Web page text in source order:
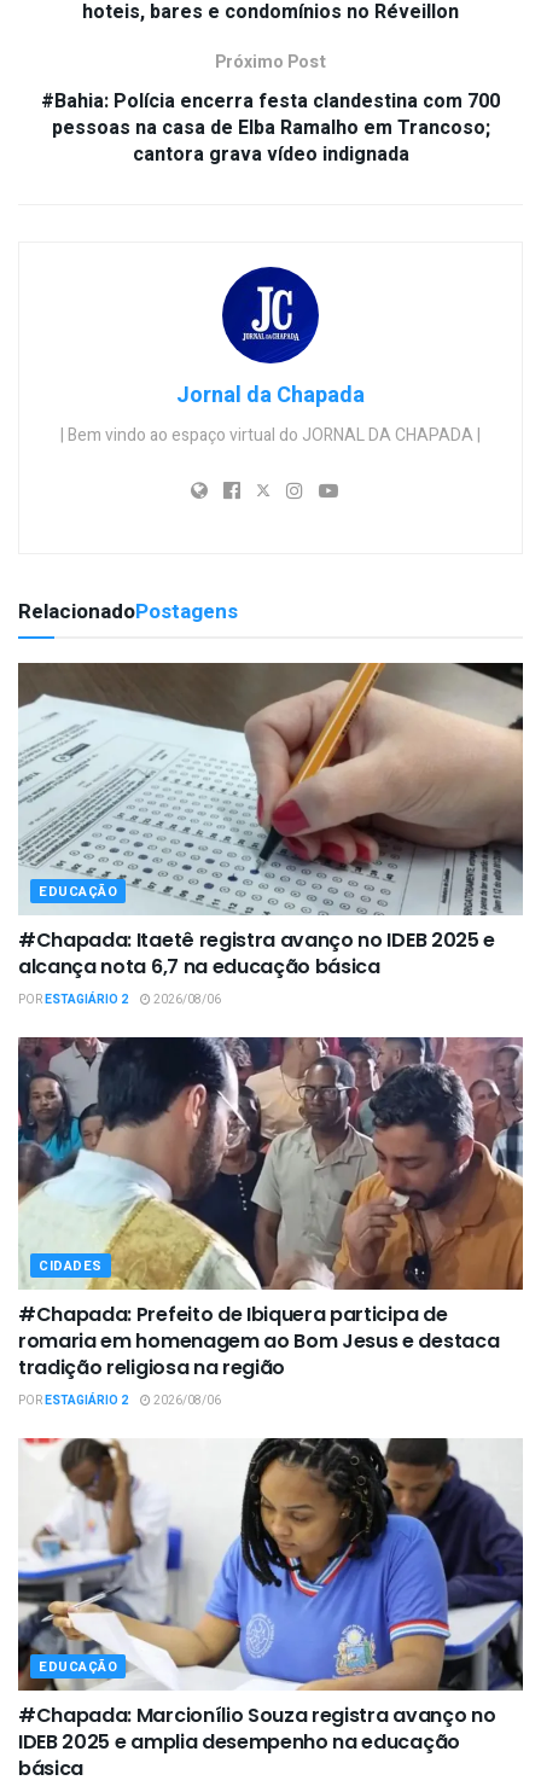
hoteis, bares e condomínios no Réveillon
Próximo Post
#Bahia: Polícia encerra festa clandestina com 700
pessoas na casa de Elba Ramalho em Trancoso;
cantora grava vídeo indignada
Jornal da Chapada
| Bem vindo ao espaço virtual do JORNAL DA CHAPADA |
RelacionadoPostagens
EDUCAÇÃO
#Chapada: Itaetê registra avanço no IDEB 2025 e
alcança nota 6,7 na educação básica
PORESTAGIÁRIO 2 2026/08/06
CIDADES
#Chapada: Prefeito de Ibiquera participa de
romaria em homenagem ao Bom Jesus e destaca
tradição religiosa na região
PORESTAGIÁRIO 2 2026/08/06
EDUCAÇÃO
#Chapada: Marcionílio Souza registra avanço no
IDEB 2025 e amplia desempenho na educação
básica